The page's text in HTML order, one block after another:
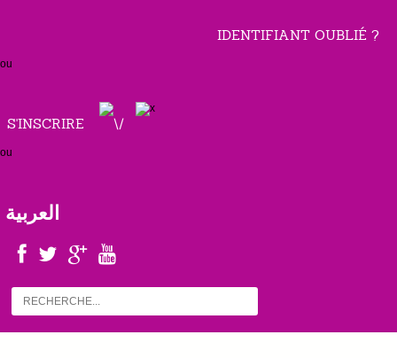
IDENTIFIANT OUBLIÉ ?
ou
S'INSCRIRE
ou
العربية